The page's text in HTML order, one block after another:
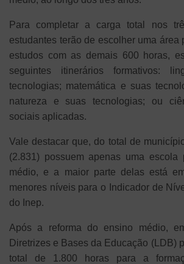
Para completar a carga total nos
estudantes terão de escolher uma área
estudos com as demais 600 horas,
seguintes itinerários formativos:
tecnologias; matemática e suas
natureza e suas tecnologias; ou
sociais aplicadas.
Vale destacar que, do total de
(2.831) possuem apenas uma escola
médio, e a maior parte delas está
menores níveis para o Indicador de
do Inep.
Após a reforma do ensino médio,
Diretrizes e Bases da Educação (LDB)
total de 1.800 horas para a